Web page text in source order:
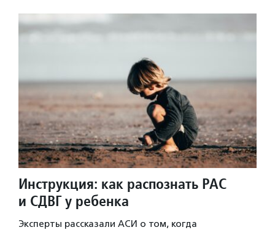
Инструкция: как распознать РАС
и СДВГ у ребенка
Эксперты рассказали АСИ о том, когда